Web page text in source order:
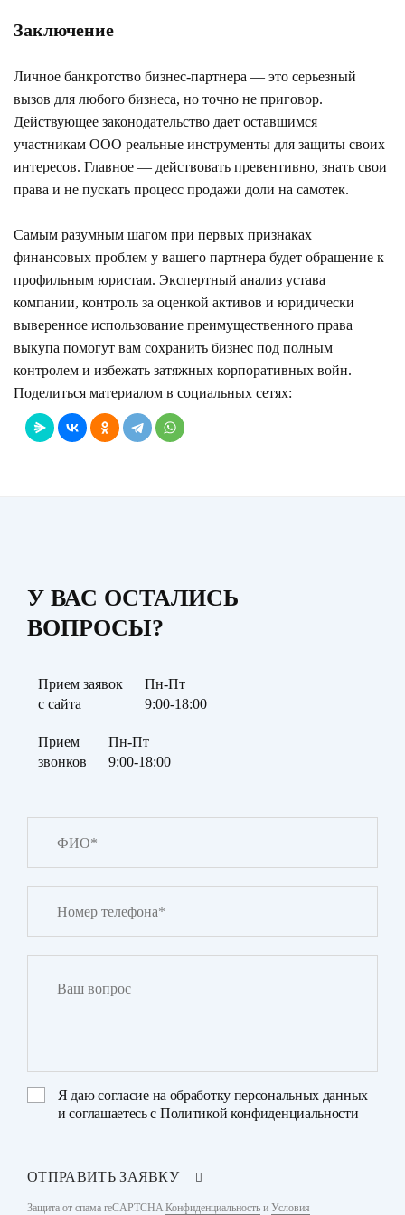
Заключение
Личное банкротство бизнес-партнера — это серьезный
вызов для любого бизнеса, но точно не приговор.
Действующее законодательство дает оставшимся
участникам ООО реальные инструменты для защиты своих
интересов. Главное — действовать превентивно, знать свои
права и не пускать процесс продажи доли на самотек.
Самым разумным шагом при первых признаках
финансовых проблем у вашего партнера будет обращение к
профильным юристам. Экспертный анализ устава
компании, контроль за оценкой активов и юридически
выверенное использование преимущественного права
выкупа помогут вам сохранить бизнес под полным
контролем и избежать затяжных корпоративных войн.
Поделиться материалом в социальных сетях:
У ВАС ОСТАЛИСЬ
ВОПРОСЫ?
Прием заявок
с сайта
Пн-Пт
9:00-18:00
Прием
звонков
Пн-Пт
9:00-18:00
Я даюсогласие на обработку персональных данных
и соглашаетесь с Политикой конфиденциальности
ОТПРАВИТЬ ЗАЯВКУ
Защита от спама reCAPTCHAКонфиденциальность и Условия